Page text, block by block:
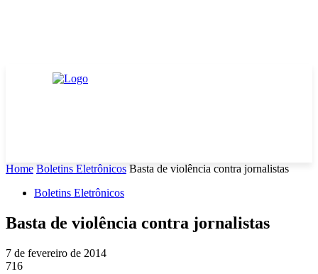
Home Boletins Eletrônicos Basta de violência contra jornalistas
Boletins Eletrônicos
Basta de violência contra jornalistas
7 de fevereiro de 2014
716